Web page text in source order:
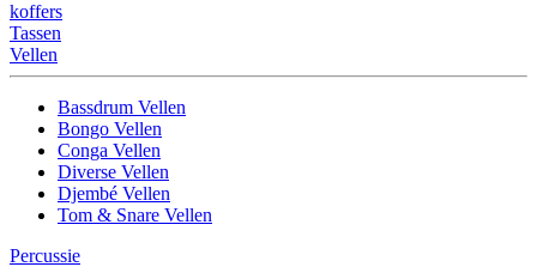
koffers
Tassen
Vellen
Bassdrum Vellen
Bongo Vellen
Conga Vellen
Diverse Vellen
Djembé Vellen
Tom & Snare Vellen
Percussie